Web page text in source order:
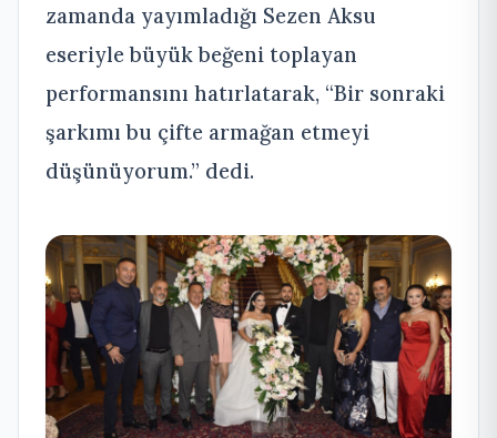
zamanda yayımladığı Sezen Aksu
eseriyle büyük beğeni toplayan
performansını hatırlatarak, “Bir sonraki
şarkımı bu çifte armağan etmeyi
düşünüyorum.” dedi.